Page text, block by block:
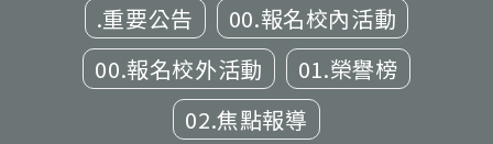
.重要公告
00.報名校內活動
00.報名校外活動
01.榮譽榜
02.焦點報導